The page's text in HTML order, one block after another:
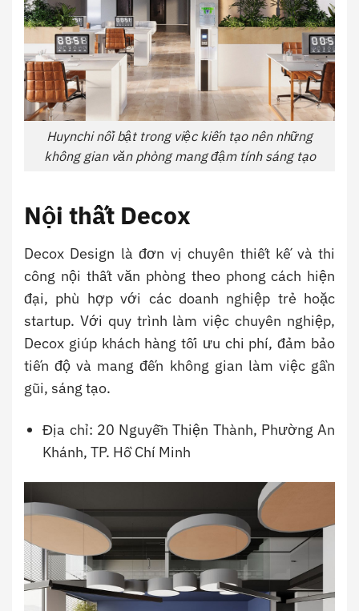
Huynchi nổi bật trong việc kiến tạo nên những
không gian văn phòng mang đậm tính sáng tạo
Nội thất Decox
Decox Design là đơn vị chuyên thiết kế và thi
công nội thất văn phòng theo phong cách hiện
đại, phù hợp với các doanh nghiệp trẻ hoặc
startup. Với quy trình làm việc chuyên nghiệp,
Decox giúp khách hàng tối ưu chi phí, đảm bảo
tiến độ và mang đến không gian làm việc gần
gũi, sáng tạo.
Địa chỉ: 20 Nguyễn Thiện Thành, Phường An
Khánh, TP. Hồ Chí Minh